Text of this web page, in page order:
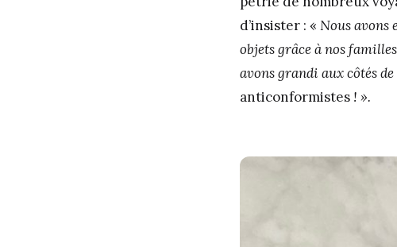
d’insister : « Nous avons
objets grâce à nos familles
avons grandi aux côtés
anticonformistes ! ».